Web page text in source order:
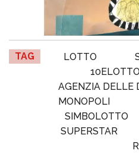
TAG LOTTO
10ELOTTO
AGENZIA DELLE
MONOPOLI
SIMBOLOTTO
SUPERSTAR